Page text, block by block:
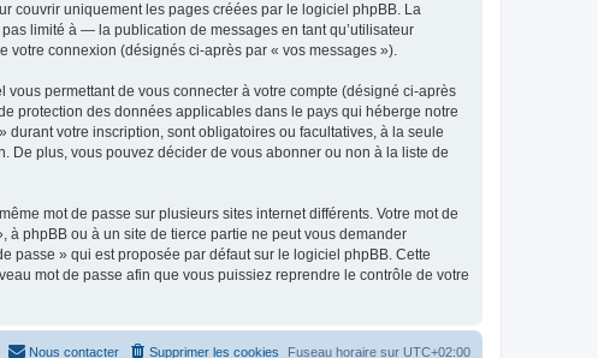
couvrir uniquement les pages créées par le logiciel phpBB. La
limité à — la publication de messages en tant qu’utilisateur
votre connexion (désignés ci-après par « vos messages »).
permettant de vous connecter à votre compte (désigné ci-après
protection des données applicables dans le pays qui héberge notre
votre inscription, sont obligatoires ou facultatives, à la seule
plus, vous pouvez décider de vous abonner ou non à la liste de
mot de passe sur plusieurs sites internet différents. Votre mot de
phpBB ou à un site de tierce partie ne peut vous demander
passe » qui est proposée par défaut sur le logiciel phpBB. Cette
mot de passe afin que vous puissiez reprendre le contrôle de votre
Fuseau horaire sur UTC+02:00
Supprimer les cookies
Nous contacter